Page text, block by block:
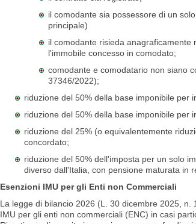
il comodante sia possessore di un
principale)
il comodante risieda
l'immobile concesso in comodato;
comodante e comodatario non siano
37346/2022);
riduzione del 50% della base imponibile per
riduzione del 50% della base imponibile per
riduzione del 25% (o equivalentemente
concordato;
riduzione del 50% dell'imposta per un solo
diverso dall'Italia, con pensione maturata in
Esenzioni IMU per gli Enti non Commerciali
La legge di bilancio 2026 (L. 30 dicembre 2025,
IMU per gli enti non commerciali (ENC) in casi